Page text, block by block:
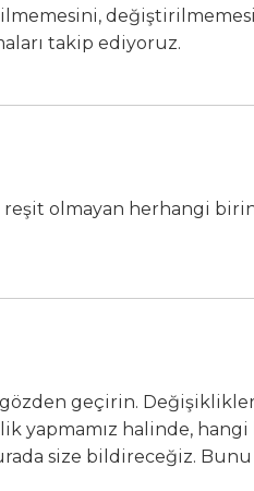
takip ediyoruz.
olmayan herhangi
geçirin.
yapmamız halinde,
size bildireceğiz.